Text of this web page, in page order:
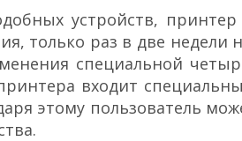
устройств,
только раз в две
специальной
входит
этому пользователь